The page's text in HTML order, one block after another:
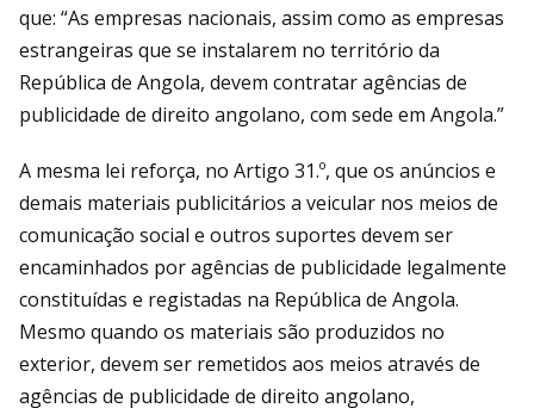
que: “As empresas nacionais, assim como as empresas
estrangeiras que se instalarem no território da
República de Angola, devem contratar agências de
publicidade de direito angolano, com sede em Angola.”
A mesma lei reforça, no Artigo 31.º, que os anúncios e
demais materiais publicitários a veicular nos meios de
comunicação social e outros suportes devem ser
encaminhados por agências de publicidade legalmente
constituídas e registadas na República de Angola.
Mesmo quando os materiais são produzidos no
exterior, devem ser remetidos aos meios através de
agências de publicidade de direito angolano,